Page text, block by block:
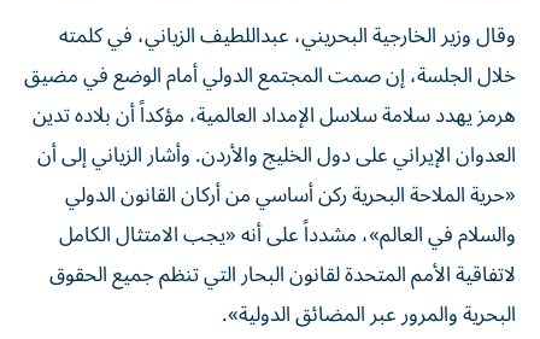
وقال وزير الخارجية البحريني، عبداللطيف الزياني، في كلمته
خلال الجلسة، إن صمت المجتمع الدولي أمام الوضع في مضيق
هرمز يهدد سلامة سلاسل الإمداد العالمية، مؤكداً أن بلاده تدين
العدوان الإيراني على دول الخليج والأردن. وأشار الزياني إلى أن
«حرية الملاحة البحرية ركن أساسي من أركان القانون الدولي
والسلام في العالم»، مشدداً على أنه «يجب الامتثال الكامل
لاتفاقية الأمم المتحدة لقانون البحار التي تنظم جميع الحقوق
البحرية والمرور عبر المضائق الدولية».